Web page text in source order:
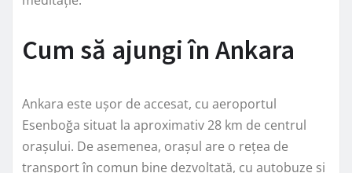
Cum să ajungi în Ankara
Ankara este ușor de accesat, cu aeroportul
Esenboğa situat la aproximativ 28 km de centrul
orașului. De asemenea, orașul are o rețea de
transport în comun bine dezvoltată, cu autobuze și